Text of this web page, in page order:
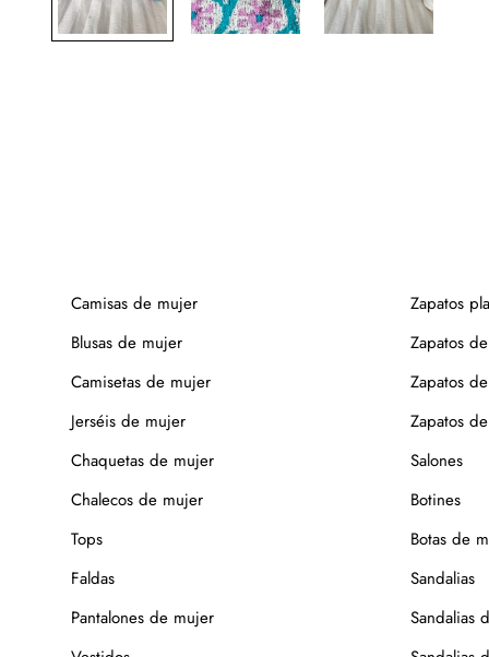
Camisas de mujer
Blusas de mujer
Camisetas de mujer
Jerséis de mujer
Chaquetas de mujer
Chalecos de mujer
Tops
Faldas
Pantalones de mujer
Zapatos
Zapatos
Zapatos
Zapatos
Salones
Botines
Botas de
Sandalias
Sandalias